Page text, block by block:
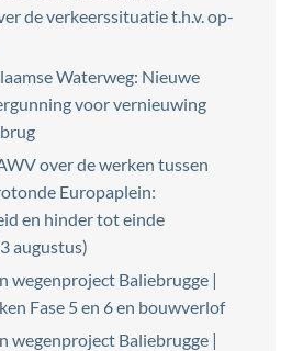
de verkeerssituatie t.h.v. op-
Waterweg: Nieuwe
voor vernieuwing
over de werken tussen
Europaplein:
en hinder tot einde
augustus)
wegenproject Baliebrugge |
Fase 5 en 6 en bouwverlof
wegenproject Baliebrugge |